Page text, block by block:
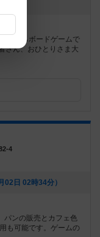
ながらボードゲームで
さん、おひとりさま大
4
日 02時34分）
パンの販売とカフェ色
も可能です。ゲームの